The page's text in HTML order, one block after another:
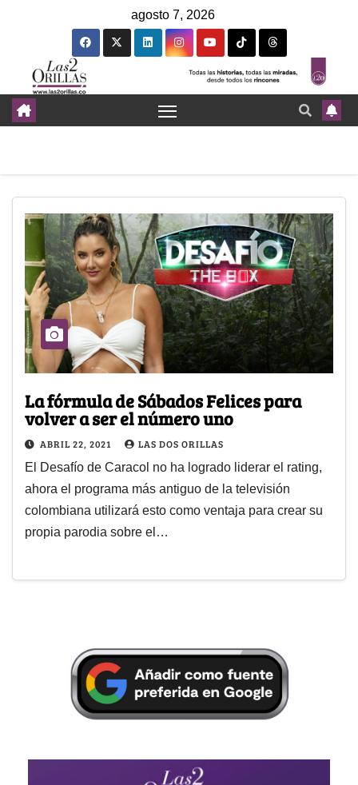
agosto 7, 2026
La fórmula de Sábados Felices para
volver a ser el número uno
ABRIL 22, 2021 LAS DOS ORILLAS
El Desafío de Caracol no ha logrado liderar el rating,
ahora el programa más antiguo de la televisión
colombiana utilizará esto como ventaja para crear su
propia parodia sobre el…